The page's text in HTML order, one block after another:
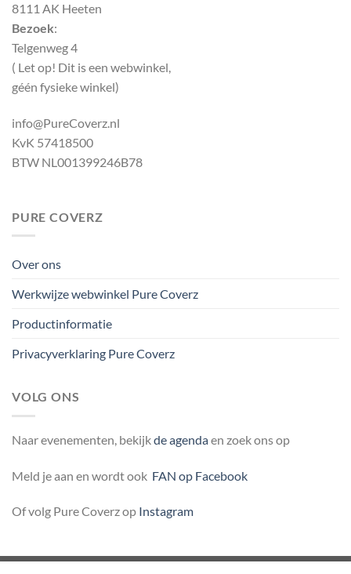
8111 AK Heeten
Bezoek:
Telgenweg 4
( Let op! Dit is een webwinkel,
géén fysieke winkel)
info@PureCoverz.nl
KvK 57418500
BTW NL001399246B78
PURE COVERZ
Over ons
Werkwijze webwinkel Pure Coverz
Productinformatie
Privacyverklaring Pure Coverz
VOLG ONS
Naar evenementen, bekijkde agendaen zoek ons op
Meld je aan en wordt ook FAN op Facebook
Of volg Pure Coverz op Instagram